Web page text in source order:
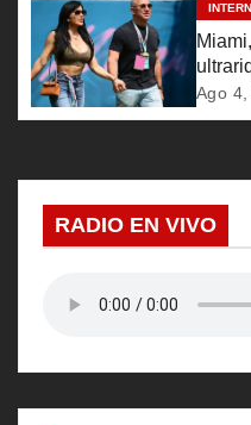
n
t
r
a
Ago
RADIO EN VIVO